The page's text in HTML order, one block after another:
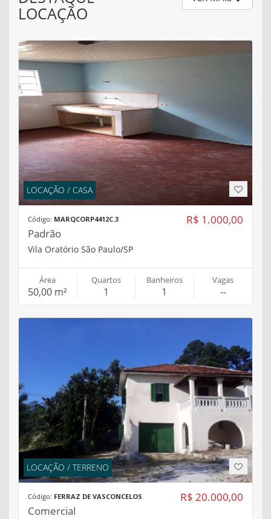
LOCAÇÃO
LOCAÇÃO / CASA
R$ 1.000,00
Código: MARQCORP4412C.3
Padrão
Vila Oratório São Paulo/SP
Área
50,00 m²
Quartos
1
Banheiros
1
Vagas
--
LOCAÇÃO / TERRENO
R$ 20.000,00
Código: FERRAZ DE VASCONCELOS
Comercial